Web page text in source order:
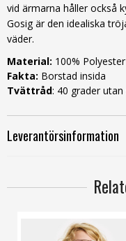
vid ärmarna håller också
Gosig är den idealiska
väder.
Material: 100% Polyester
Fakta: Borstad insida
Tvättråd: 40 grader
Leverantörsinformation